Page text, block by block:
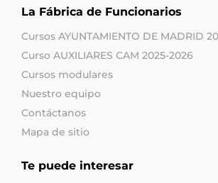
La Fábrica de Funcionarios
Cursos AYUNTAMIENTO DE MADRID
Curso AUXILIARES CAM 2025-2026
Cursos modulares
Nuestro equipo
Contáctanos
Mapa de sitio
Te puede interesar